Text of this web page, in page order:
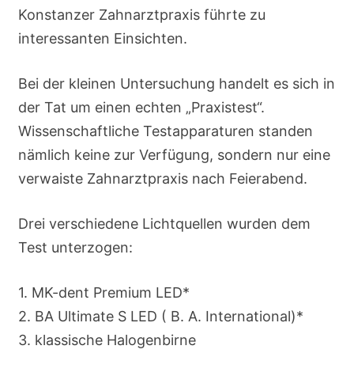
Konstanzer Zahnarztpraxis führte zu
interessanten Einsichten.
Bei der kleinen Untersuchung handelt es sich in
der Tat um einen echten „Praxistest“.
Wissenschaftliche Testapparaturen standen
nämlich keine zur Verfügung, sondern nur eine
verwaiste Zahnarztpraxis nach Feierabend.
Drei verschiedene Lichtquellen wurden dem
Test unterzogen:
1. MK-dent Premium LED*
2. BA Ultimate S LED ( B. A. International)*
3. klassische Halogenbirne